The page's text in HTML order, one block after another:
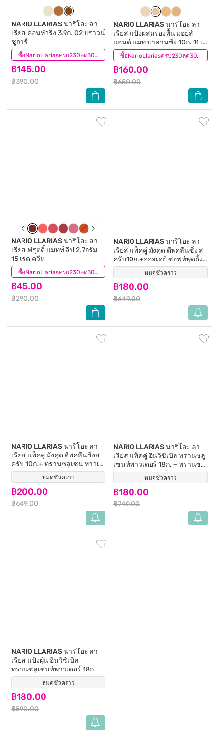
ซื้อNarioLlariasครบ230ลด30.-
NARIO LLARIASนาริโอะ ลา
เรียส คอนทัวริ่ง 3.9ก. 02 บราวน์
ชูการ์
฿145.00
฿390.00
(19) ซื้อNarioLlariasครบ230ลด30.-
NARIO LLARIASนาริโอะ ลา
เรียส แป้งผสมรองพื้น มอยส์
แอนด์ แมท บาลานซิ่ง 10ก. 11 เน
เชอรัล นู้ด
฿160.00
฿650.00
(11)
ซื้อNarioLlariasครบ230ลด30.-
NARIO LLARIASนาริโอะ ลา
เรียส ฟรุตตี้ แมทท์ ลิป 2.7กรัม
15 เรด ควีน
฿45.00
฿290.00
(1) หมดชั่วคราว
NARIO LLARIASนาริโอะ ลา
เรียส แพ็คคู่ มังคุด ดีพคลีนซิ่ง ส
ครับ10ก.+ออลเดย์ ซอฟท์พุดดิ้ง
พาวเดอร์ 5ก.
฿180.00
฿649.00
(0)
หมดชั่วคราว
NARIO LLARIASนาริโอะ ลา
เรียส แพ็คคู่ มังคุด ดีพคลีนซิ่งส
ครับ 10ก.+ ทรานซลูเซน พาวเด
อร์ 5ก.
฿200.00
฿649.00
(0) หมดชั่วคราว
NARIO LLARIASนาริโอะ ลา
เรียส แพ็คคู่ อินวิซิเบิล ทรานซลู
เซนท์พาวเดอร์ 18ก. + ทรานซลู
เซนท์พาวเดอร์
฿180.00
฿749.00
(0)
หมดชั่วคราว
NARIO LLARIASนาริโอะ ลา
เรียส แป้งฝุ่น อินวิซิเบิล
ทรานซลูเซนท์พาวเดอร์ 18ก.
฿180.00
฿590.00
(65)